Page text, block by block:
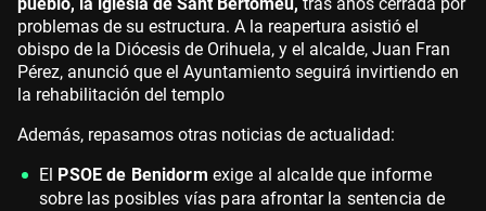
problemas de su estructura. A la reapertura asistió el
obispo de la Diócesis de Orihuela, y el alcalde, Juan Fran
Pérez, anunció que el Ayuntamiento seguirá invirtiendo en
la rehabilitación del templo
Además, repasamos otras noticias de actualidad:
El PSOE de Benidorm exige al alcalde que informe
sobre las posibles vías para afrontar la sentencia de